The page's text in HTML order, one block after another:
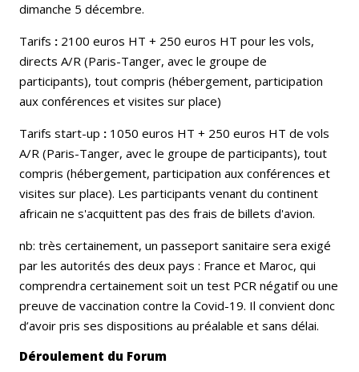
dimanche 5 décembre.
Tarifs : 2100 euros HT + 250 euros HT pour les vols,
directs A/R (Paris-Tanger, avec le groupe de
participants), tout compris (hébergement, participation
aux conférences et visites sur place)
Tarifs start-up : 1050 euros HT + 250 euros HT de vols
A/R (Paris-Tanger, avec le groupe de participants), tout
compris (hébergement, participation aux conférences et
visites sur place). Les participants venant du continent
africain ne s'acquittent pas des frais de billets d'avion.
nb: très certainement, un passeport sanitaire sera exigé
par les autorités des deux pays : France et Maroc, qui
comprendra certainement soit un test PCR négatif ou une
preuve de vaccination contre la Covid-19. Il convient donc
d’avoir pris ses dispositions au préalable et sans délai.
Déroulement du Forum